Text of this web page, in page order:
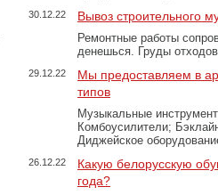
30.12.22 Вывоз строительного
Ремонтные работы
денешься. Груды
29.12.22
Мы предоставляем в
типов
Музыкальные
Комбоусилители;
Диджейское
26.12.22
Какую белорусскую
года?